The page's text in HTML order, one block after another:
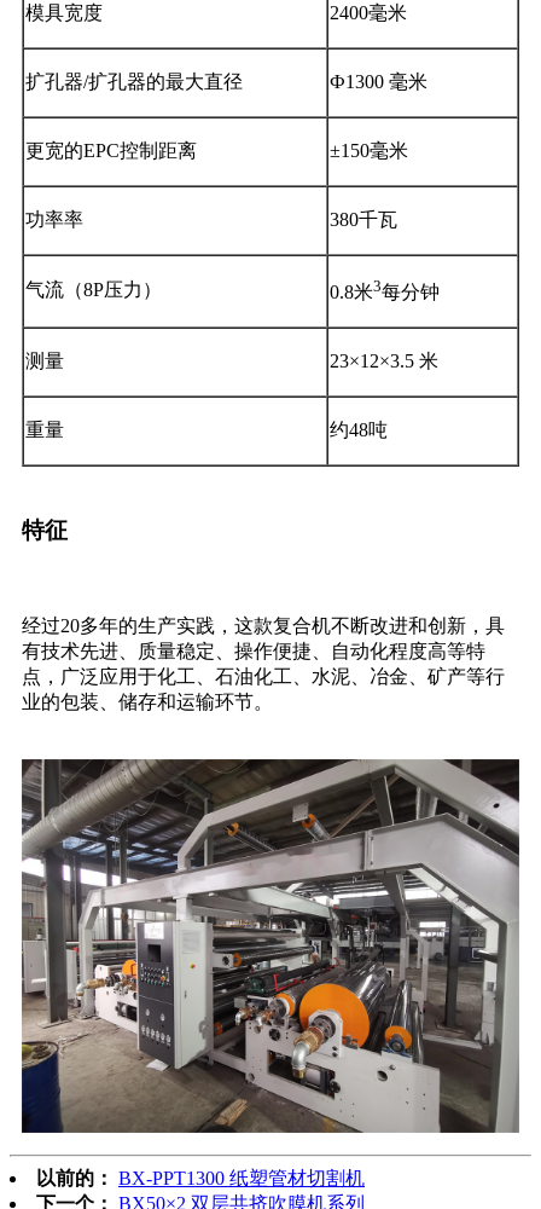
模具宽度 2400毫米
扩孔器/扩孔器的最大直径 Ф1300 毫米
更宽的EPC控制距离 ±150毫米
功率率 380千瓦
气流（8P压力） 0.8米3每分钟
测量 23×12×3.5 米
重量 约48吨
特征
经过20多年的生产实践，这款复合机不断改进和创新，具
有技术先进、质量稳定、操作便捷、自动化程度高等特
点，广泛应用于化工、石油化工、水泥、冶金、矿产等行
业的包装、储存和运输环节。
以前的： BX-PPT1300 纸塑管材切割机
下一个： BX50×2 双层共挤吹膜机系列